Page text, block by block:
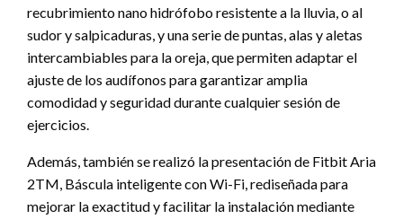
recubrimiento nano hidrófobo resistente a la lluvia, o al
sudor y salpicaduras, y una serie de puntas, alas y aletas
intercambiables para la oreja, que permiten adaptar el
ajuste de los audífonos para garantizar amplia
comodidad y seguridad durante cualquier sesión de
ejercicios.
Además, también se realizó la presentación de Fitbit Aria
2TM, Báscula inteligente con Wi-Fi, rediseñada para
mejorar la exactitud y facilitar la instalación mediante